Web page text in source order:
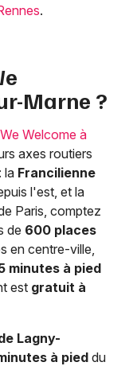
.
Marne ?
Welcome à
axes routiers
la Francilienne
l'est, et la
Paris, comptez
de 600 places
en centre-ville,
minutes à pied
est gratuit à
Lagny-
à pied du